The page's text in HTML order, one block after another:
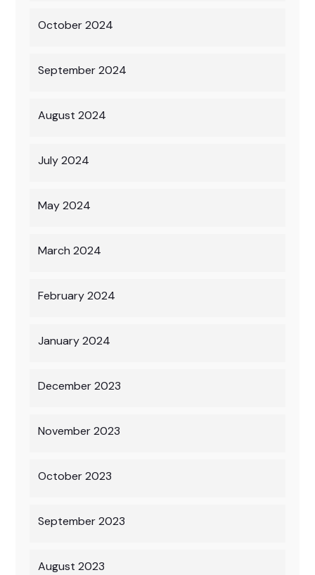
October 2024
September 2024
August 2024
July 2024
May 2024
March 2024
February 2024
January 2024
December 2023
November 2023
October 2023
September 2023
August 2023